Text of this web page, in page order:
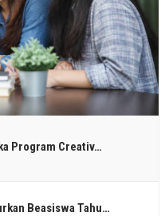
Program Creativ…
Beasiswa Tahu…